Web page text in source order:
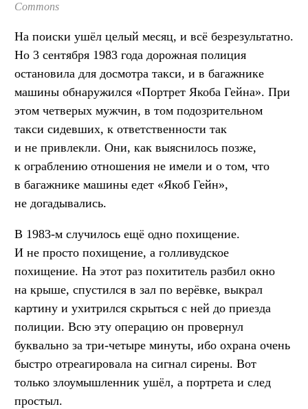
Commons
На поиски ушёл целый месяц, и всё безрезультатно.
Но 3 сентября 1983 года дорожная полиция
остановила для досмотра такси, и в багажнике
машины обнаружился «Портрет Якоба Гейна». При
этом четверых мужчин, в том подозрительном
такси сидевших, к ответственности так
и не привлекли. Они, как выяснилось позже,
к ограблению отношения не имели и о том, что
в багажнике машины едет «Якоб Гейн»,
не догадывались.
В 1983-м случилось ещё одно похищение.
И не просто похищение, а голливудское
похищение. На этот раз похититель разбил окно
на крыше, спустился в зал по верёвке, выкрал
картину и ухитрился скрыться с ней до приезда
полиции. Всю эту операцию он провернул
буквально за три-четыре минуты, ибо охрана очень
быстро отреагировала на сигнал сирены. Вот
только злоумышленник ушёл, а портрета и след
простыл.